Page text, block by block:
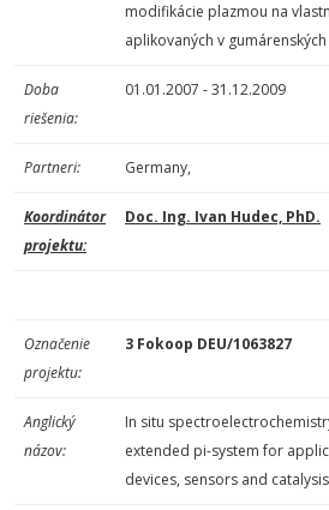
modifikácie plazmou na
aplikovaných v
Doba
riešenia:
01.01.2007 - 31.12.2009
Partneri: Germany,
Koordinátor
projektu:
Doc. Ing. Ivan Hudec, PhD.
Označenie
projektu:
3 Fokoop DEU/1063827
Anglický
názov:
In situ
extended pi-system for
devices, sensors and